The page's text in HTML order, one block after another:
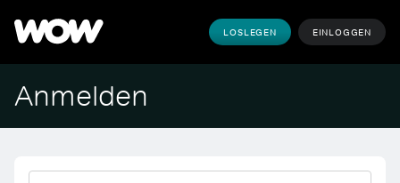
LOSLEGEN EINLOGGEN
Anmelden